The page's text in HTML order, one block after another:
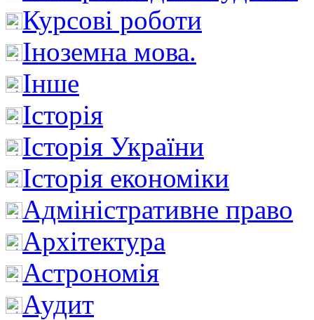
Курсові роботи
Іноземна мова.
Інше
Історія
Історія України
Історія економіки
Адміністративне право
Архітектура
Астрономія
Аудит